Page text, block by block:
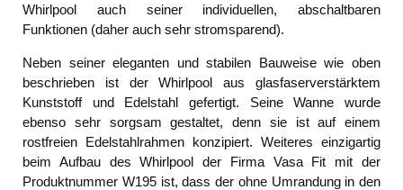
Whirlpool auch seiner individuellen, abschaltbaren
Funktionen (daher auch sehr stromsparend).
Neben seiner eleganten und stabilen Bauweise wie oben
beschrieben ist der Whirlpool aus glasfaserverstärktem
Kunststoff und Edelstahl gefertigt. Seine Wanne wurde
ebenso sehr sorgsam gestaltet, denn sie ist auf einem
rostfreien Edelstahlrahmen konzipiert. Weiteres einzigartig
beim Aufbau des Whirlpool der Firma Vasa Fit mit der
Produktnummer W195 ist, dass der ohne Umrandung in den